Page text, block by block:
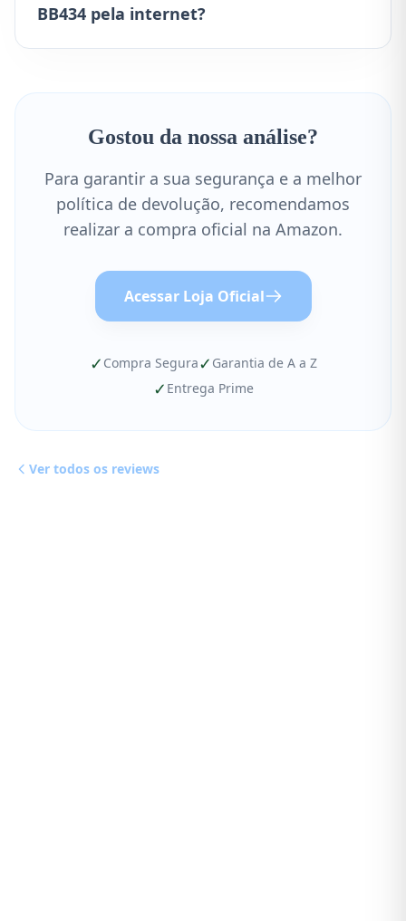
BB434 pela internet?
Gostou da nossa análise?
Para garantir a sua segurança e a melhor
política de devolução, recomendamos
realizar a compra oficial na Amazon.
Acessar Loja Oficial
✓ Compra Segura✓ Garantia de A a Z
✓ Entrega Prime
Ver todos os reviews